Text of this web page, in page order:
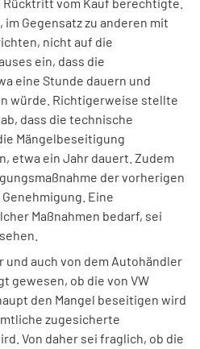
im Gegensatz zu anderen mit
nicht auf die
ein, dass die
eine Stunde dauern und
würde. Richtigerweise stellte
dass die technische
Mängelbeseitigung
etwa ein Jahr dauert. Zudem
der vorherigen
Eine
Maßnahmen bedarf, sei
und auch von dem Autohändler
gewesen, ob die von VW
den Mangel beseitigen wird
zugesicherte
Von daher sei fraglich, ob die